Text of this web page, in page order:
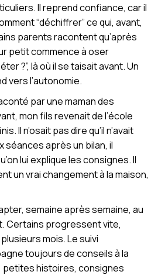
Il reprend confiance, car il
“déchiffrer” ce qui, avant,
parents racontent qu’après
petit commence à oser
?”, là où il se taisait avant. Un
vers l’autonomie.
par une maman des
mon fils revenait de l’école
Il n’osait pas dire qu’il n’avait
séances après un bilan, il
lui explique les consignes. Il
un vrai changement à la maison,
semaine après semaine, au
Certains progressent vite,
mois. Le suivi
toujours de conseils à la
petites histoires, consignes